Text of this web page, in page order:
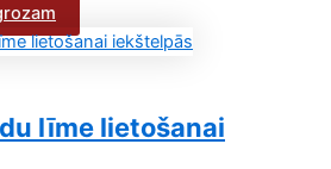
līme lietošanai